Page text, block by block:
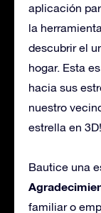
aplicación
la
descubrir el
hogar. Esta
hacia sus
nuestro
estrella en 3D!
Bautice una
familiar o